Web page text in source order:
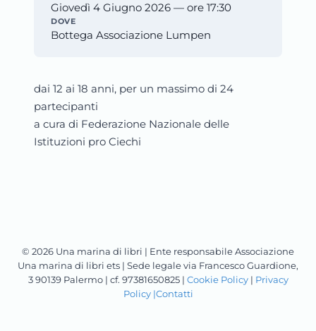
Giovedì 4 Giugno 2026 — ore 17:30
DOVE
Bottega Associazione Lumpen
dai 12 ai 18 anni, per un massimo di 24
partecipanti
a cura di Federazione Nazionale delle
Istituzioni pro Ciechi
© 2026 Una marina di libri | Ente responsabile Associazione
Una marina di libri ets | Sede legale via Francesco Guardione,
3 90139 Palermo | cf. 97381650825 | Cookie Policy| Privacy
Policy |Contatti